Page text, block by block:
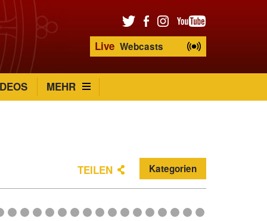
Live Webcasts
MEHR
TEILEN Kategorien